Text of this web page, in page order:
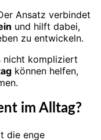
Ansatz verbindet
und hilft dabei,
zu entwickeln.
nicht kompliziert
können helfen,
im Alltag?
die enge